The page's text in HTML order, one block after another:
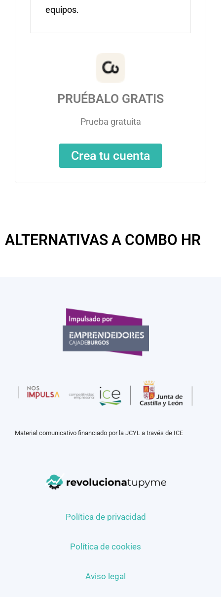
equipos.
PRUÉBALO GRATIS
Prueba gratuita
Crea tu cuenta
ALTERNATIVAS A COMBO HR
Material comunicativo financiado por la JCYL a través de ICE
Política de privacidad
Política de cookies
Aviso legal